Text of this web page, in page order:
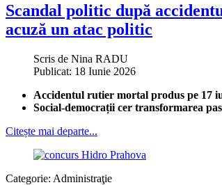
Scandal politic după
acuză un atac politic
Scris de Nina RADU
Publicat: 18 Iunie 2026
Accidentul rutier mortal produs pe 17
Social-democrații cer transformarea
Citește mai departe...
Categorie: Administraţie